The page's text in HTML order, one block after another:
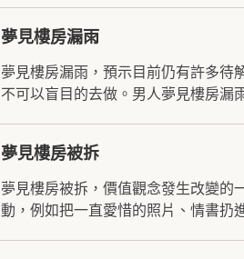
夢見樓房漏雨
夢見樓房漏雨，預示目前仍有許多待
不可以盲目的去做。男人夢見樓房漏
夢見樓房被拆
夢見樓房被拆，價值觀念發生改變的
動，例如把一直愛惜的照片、情書扔